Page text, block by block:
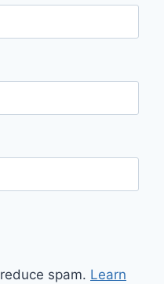
spam. Learn